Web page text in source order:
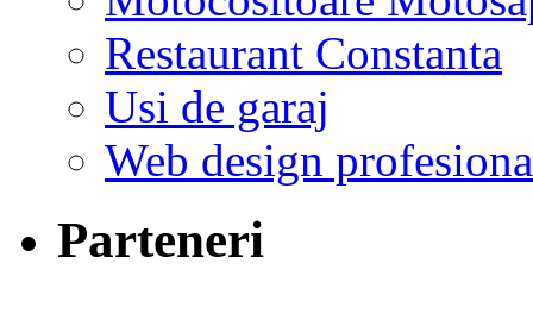
Restaurant Constanta
Usi de garaj
Web design
Parteneri